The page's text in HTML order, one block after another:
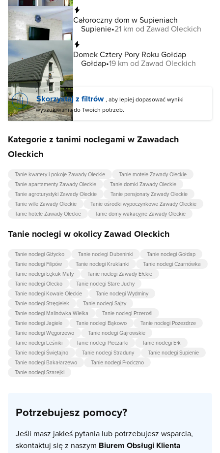
Całoroczny dom w Supieniach
Supienie 21 km od Zawad Oleckich
Domek Cztery Pory Roku Gołdap
Gołdap 19 km od Zawad Oleckich
Skorzystaj z filtrów , aby lepiej dopasować wyniki
wyszukiwania do Twoich potrzeb.
Kategorie z tanimi noclegami w Zawadach
Oleckich
Tanie kwatery i pokoje Zawady Oleckie
Tanie motele Zawady Oleckie
Tanie apartamenty Zawady Oleckie
Tanie domki Zawady Oleckie
Tanie agroturystyki Zawady Oleckie
Tanie pensjonaty Zawady Oleckie
Tanie wille Zawady Oleckie
Tanie ośrodki wypoczynkowe Zawady Oleckie
Tanie hotele Zawady Oleckie
Tanie domy wakacyjne Zawady Oleckie
Tanie noclegi w okolicy Zawad Oleckich
Tanie noclegi Giżycko Tanie noclegi Dubeninki
Tanie noclegi Gołdap
Tanie noclegi Filipów
Tanie noclegi Kruklanki
Tanie noclegi Czarnówka
Tanie noclegi Łękuk Mały
Tanie noclegi Zawady Ełckie
Tanie noclegi Olecko
Tanie noclegi Stare Juchy
Tanie noclegi Kowale Oleckie
Tanie noclegi Wydminy
Tanie noclegi Stręgielek
Tanie noclegi Sajzy
Tanie noclegi Malinówka Wielka
Tanie noclegi Przerośl
Tanie noclegi Jagiele
Tanie noclegi Bąkowo
Tanie noclegi Pozezdrze
Tanie noclegi Węgorzewo
Tanie noclegi Gajrowskie
Tanie noclegi Leśniki
Tanie noclegi Pieczarki
Tanie noclegi Ełk
Tanie noclegi Świętajno
Tanie noclegi Straduny
Tanie noclegi Supienie
Tanie noclegi Bakałarzewo
Tanie noclegi Płociczno
Tanie noclegi Szarejki
Potrzebujesz pomocy?
Jeśli masz jakieś pytania lub potrzebujesz wsparcia,
skontaktuj się z naszym Biurem Obsługi Klienta